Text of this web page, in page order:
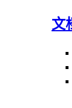
文